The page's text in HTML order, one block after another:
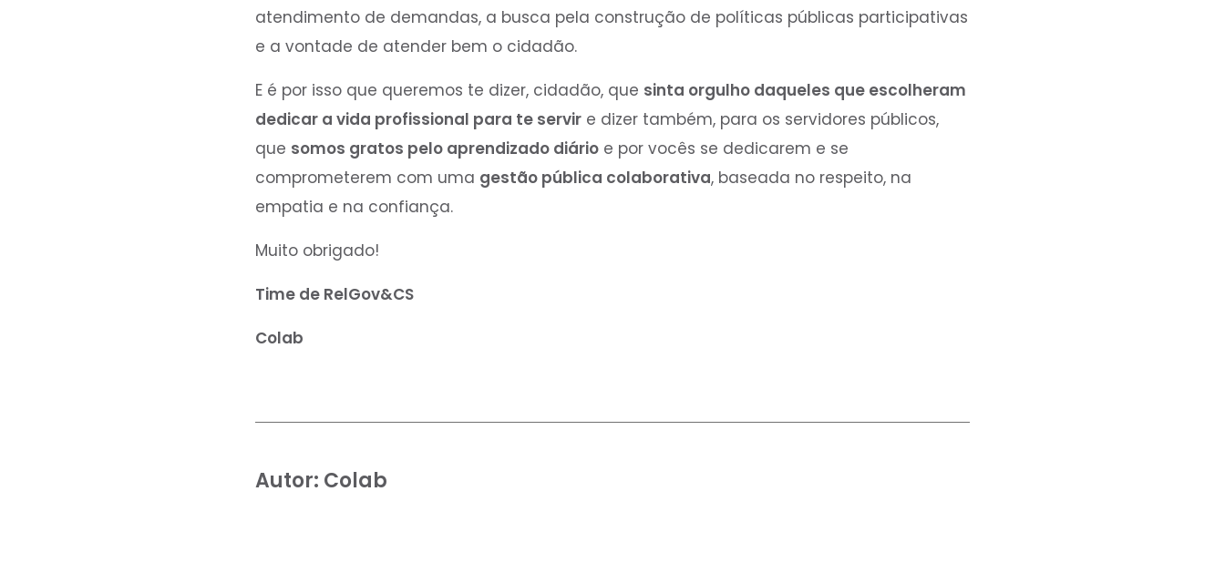
atendimento de demandas, a busca pela construção de políticas públicas participativas
e a vontade de atender bem o cidadão.
E é por isso que queremos te dizer, cidadão, que sinta orgulho daqueles que escolheram
dedicar a vida profissional para te servire dizer também, para os servidores públicos,
que somos gratos pelo aprendizado diárioe por vocês se dedicarem e se
comprometerem com uma gestão pública colaborativa, baseada no respeito, na
empatia e na confiança.
Muito obrigado!
Time de RelGov&CS
Colab
Autor: Colab